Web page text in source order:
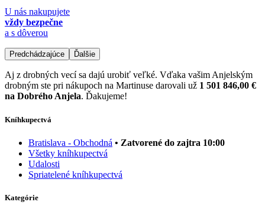
U nás nakupujete
vždy bezpečne
a s dôverou
Predchádzajúce Ďalšie
Aj z drobných vecí sa dajú urobiť veľké. Vďaka vašim Anjelským
drobným ste pri nákupoch na Martinuse darovali už 1 501 846,00 €
na Dobrého Anjela. Ďakujeme!
Kníhkupectvá
Bratislava - Obchodná • Zatvorené do zajtra 10:00
Všetky kníhkupectvá
Udalosti
Spriatelené kníhkupectvá
Kategórie